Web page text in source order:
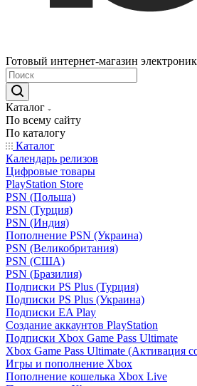
Готовый интернет-магазин
Каталог
По всему сайту
По каталогу
Каталог
Календарь релизов
Цифровые товары
PlayStation Store
PSN (Польша)
PSN (Турция)
PSN (Индия)
Пополнение PSN (Украина)
PSN (Великобритания)
PSN (США)
PSN (Бразилия)
Подписки PS Plus (Турция)
Подписки PS Plus (Украина)
Подписки EA Play
Создание аккаунтов PlayStation
Подписки Xbox Game Pass Ultimate
Xbox Game Pass Ultimate (Активация
Игры и пополнение Xbox
Пополнение кошелька Xbox Live